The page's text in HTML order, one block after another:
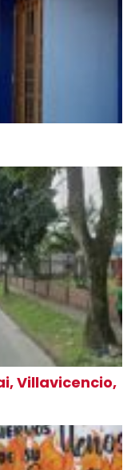
Villavicencio,